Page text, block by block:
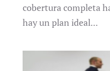
cobertura completa
hay un plan ideal...